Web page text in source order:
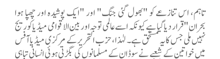
تاہم، اس تنازعے کو "بھول گئی جنگ" اور "ایک پوشیدہ اور چھپا ہوا
بحران" قرار دیا گیا ہے کیونکہ اسے عالمی توجہ اور بین الاقوامی میڈیا کوریج
نہیں ملی جس کا یہ مستحق ہے۔ لہٰذا، حزب التحریر کے مرکزی میڈیا آفس
میں خواتین کے شعبے نے سوڈان کے مسلمانوں کی بگڑتی ہوئی انسانی تباہی